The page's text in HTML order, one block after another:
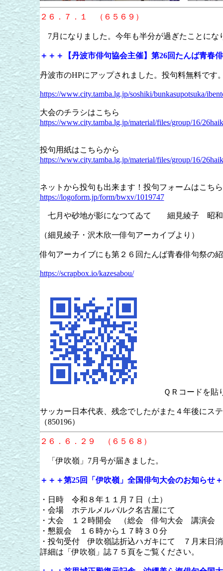
２６．７．１ （６５６９）
7月になりました。今年も半分が過ぎたことにな
＋＋＋【丹波市俳句協会主催】第26回たんば青
丹波市のHPにアップされました。投句料無料です
https://www.city.tamba.lg.jp/soshiki/bunkasupotsuka/
大会のチラシはこちら
https://www.city.tamba.lg.jp/material/files/group/16/
投句用紙はこちらから
https://www.city.tamba.lg.jp/material/files/group/16/
ネットから投句も出来ます！投句フ
https://logoform.jp/form/bwxv/1019747
七月や砂地が影になつてゐて 細見綾子 昭
（細見綾子・沢木欣一俳句アーカイブより）
俳句アーカイブにも第２６回たんば青春俳句祭の
https://scrapbox.io/kazesabou/
ＱＲコードを貼り
サッカー日本代表、残念でしたがまた４年後にス
（850196）
２６．６．２９ （６５６８）
「伊吹嶺」7月号が届きました。
＋＋＋第25回「伊吹嶺」全国俳句大会のお知らせ
・日時 令和８年１１月７日（土）
・会場 ホテルメルパルク名古屋にて
・大会 １２時開会 （総会 俳句大会 講演
・懇親会 １６時から１７時３０分
・投句受付 伊吹嶺誌折込ハガキにて ７月末日
詳細は「伊吹嶺」誌７５頁をご覧ください。